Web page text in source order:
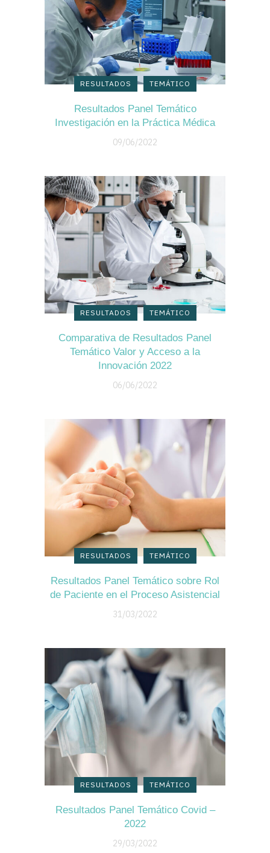
RESULTADOS TEMÁTICO
Resultados Panel Temático
Investigación en la Práctica Médica
09/06/2022
RESULTADOS TEMÁTICO
Comparativa de Resultados Panel
Temático Valor y Acceso a la
Innovación 2022
06/06/2022
RESULTADOS TEMÁTICO
Resultados Panel Temático sobre Rol
de Paciente en el Proceso Asistencial
31/03/2022
RESULTADOS TEMÁTICO
Resultados Panel Temático Covid –
2022
29/03/2022